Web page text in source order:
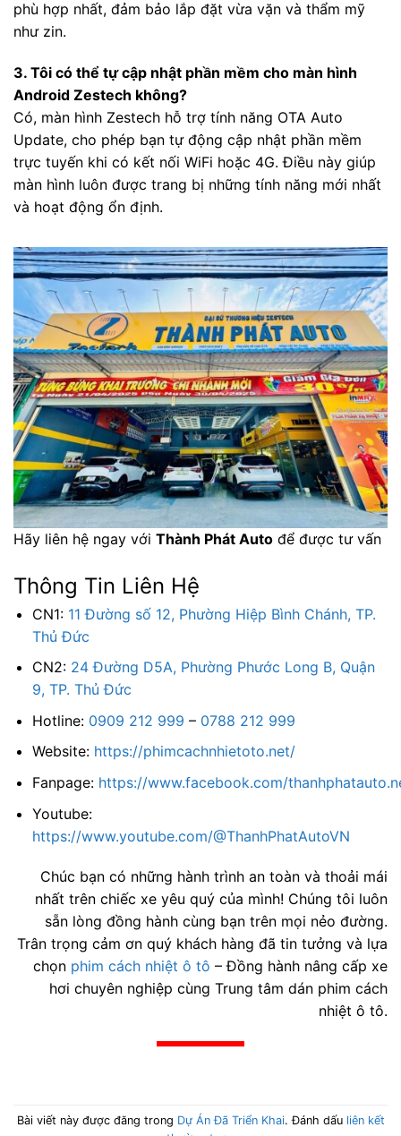
phù hợp nhất, đảm bảo lắp đặt vừa vặn và thẩm mỹ
như zin.
3. Tôi có thể tự cập nhật phần mềm cho màn hình
Android Zestech không?
Có, màn hình Zestech hỗ trợ tính năng OTA Auto
Update, cho phép bạn tự động cập nhật phần mềm
trực tuyến khi có kết nối WiFi hoặc 4G. Điều này giúp
màn hình luôn được trang bị những tính năng mới nhất
và hoạt động ổn định.
Hãy liên hệ ngay với Thành Phát Auto để được tư vấn
Thông Tin Liên Hệ
CN1: 11 Đường số 12, Phường Hiệp Bình Chánh, TP.
Thủ Đức
CN2: 24 Đường D5A, Phường Phước Long B, Quận
9, TP. Thủ Đức
Hotline: 0909 212 999 – 0788 212 999
Website: https://phimcachnhietoto.net/
Fanpage: https://www.facebook.com/
Youtube:
https://www.youtube.com/@ThanhPhatAutoVN
Chúc bạn có những hành trình an toàn và thoải mái
nhất trên chiếc xe yêu quý của mình! Chúng tôi luôn
sẵn lòng đồng hành cùng bạn trên mọi nẻo đường.
Trân trọng cảm ơn quý khách hàng đã tin tưởng và lựa
chọn phim cách nhiệt ô tô – Đồng hành nâng cấp xe
hơi chuyên nghiệp cùng Trung tâm dán phim cách
nhiệt ô tô.
Bài viết này được đăng trong Dự Án Đã Triển Khai. Đánh dấu liên kết